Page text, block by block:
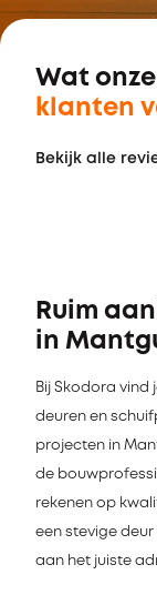
Wat onze
klanten
Bekijk alle
Ruim
in
Bij Skodora vind
deuren en
projecten in
de
rekenen op
een stevige
aan het juiste